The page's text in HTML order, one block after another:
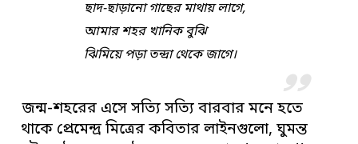
ছাদ-ছাড়ানো গাছের মাথায় লাগে,
আমার শহর খানিক বুঝি
ঝিমিয়ে পড়া তন্দ্রা থেকে জাগে।
জন্ম-শহরের এসে সত্যি সত্যি বারবার মনে হতে
থাকে প্রেমেন্দ্র মিত্রের কবিতার লাইনগুলো, ঘুমন্ত